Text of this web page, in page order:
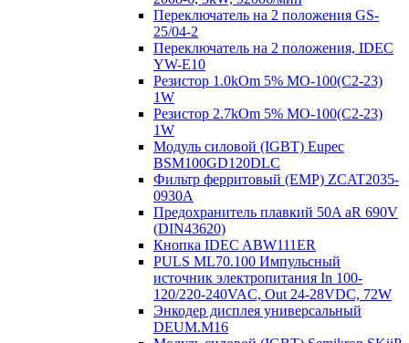
Переключатель на 2 положения GS-
25/04-2
Переключатель на 2 положения, IDEC
YW-E10
Резистор 1.0kOm 5% МО-100(С2-23)
1W
Резистор 2.7kOm 5% МО-100(С2-23)
1W
Модуль силовой (IGBT) Eupec
BSM100GD120DLC
Фильтр ферритовый (EMP) ZCAT2035-
0930A
Предохранитель плавкий 50A aR 690V
(DIN43620)
Кнопка IDEC ABW111ER
PULS ML70.100 Импульсный
источник электропитания In 100-
120/220-240VAC, Out 24-28VDC, 72W
Энкодер дисплея универсальный
DEUM.M16